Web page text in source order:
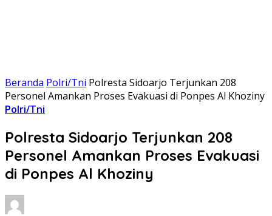
Beranda Polri/Tni Polresta Sidoarjo Terjunkan 208
Personel Amankan Proses Evakuasi di Ponpes Al Khoziny
Polri/Tni
Polresta Sidoarjo Terjunkan 208
Personel Amankan Proses Evakuasi
di Ponpes Al Khoziny